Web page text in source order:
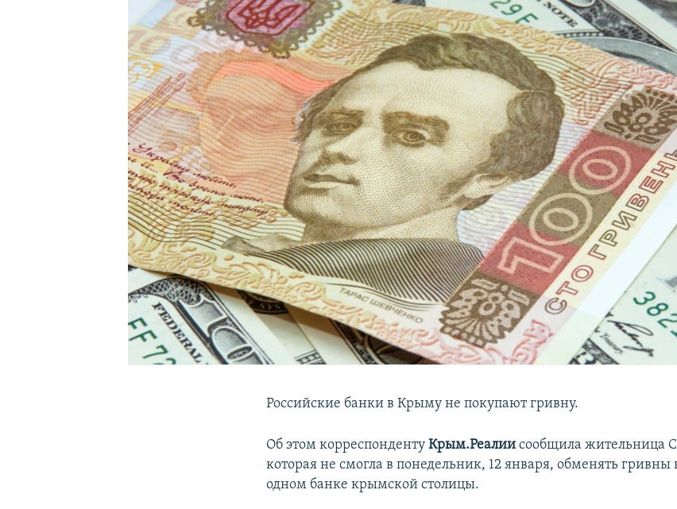
КРЫМ.НЕПОКОРЕННЫЙ
УКРАИНСКАЯ ПРОБЛЕМА КРЫМА
Российские банки в Крыму не покупают гривну.
Об этом корреспондентуКрым.Реалии сообщила жительница
которая не смогла в понедельник, 12 января, обменять гривны
одном банке крымской столицы.